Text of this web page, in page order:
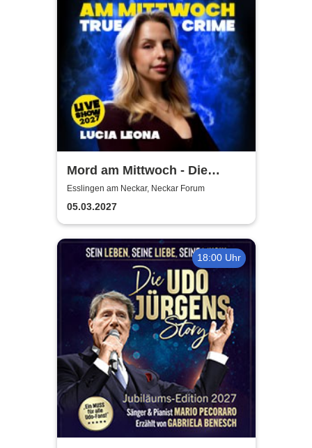
Mord am Mittwoch - Die
Crime Show 2027 - Lucia
Leona
Esslingen am Neckar, Neckar Forum
05.03.2027
18:00 Uhr